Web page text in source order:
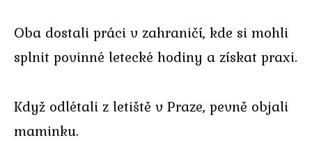
Oba dostali práci v zahraničí, kde si mohli
splnit povinné letecké hodiny a získat praxi.
Když odlétali z letiště v Praze, pevně objali
maminku.